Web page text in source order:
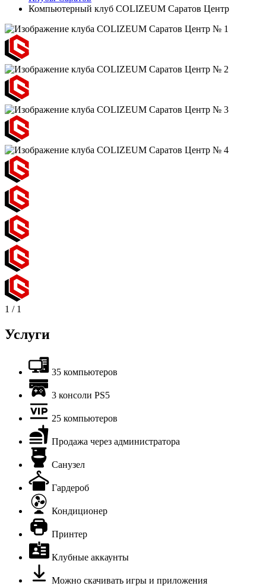
Компьютерный клуб COLIZEUM Саратов Центр
1 / 1
Услуги
35 компьютеров
3 консоли PS5
25 компьютеров
Продажа через администратора
Санузел
Гардероб
Кондиционер
Принтер
Клубные аккаунты
Можно скачивать игры и приложения